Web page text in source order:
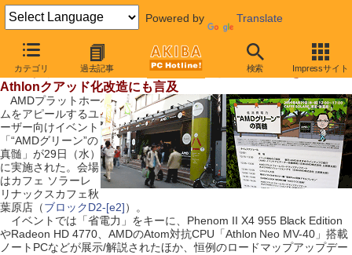
Powered by Translate
カテゴリ 過去記事 検索 Impressサイト
【 2009年5月2日号 】
AMDがイベント実施、最新CPU/GPUと「省電力」をアピール
Athlonクアッド化改造にも言及
AMDプラットホー
ムをアピールするユ
ーザー向けイベント
「“AMDグリーン”の
真髄」が29日（水）
に実施された。会場
はカフェ ソラーレ
リナックスカフェ秋
葉原店（ブロックD2-[e2]）。
イベントでは「省電力」をキーに、Phenom II X4 955 Black Edition
やRadeon HD 4770、AMDのAtom対抗CPU「Athlon Neo MV-40」搭載
ノートPCなどが展示/解説されたほか、恒例のロードマップアップデー